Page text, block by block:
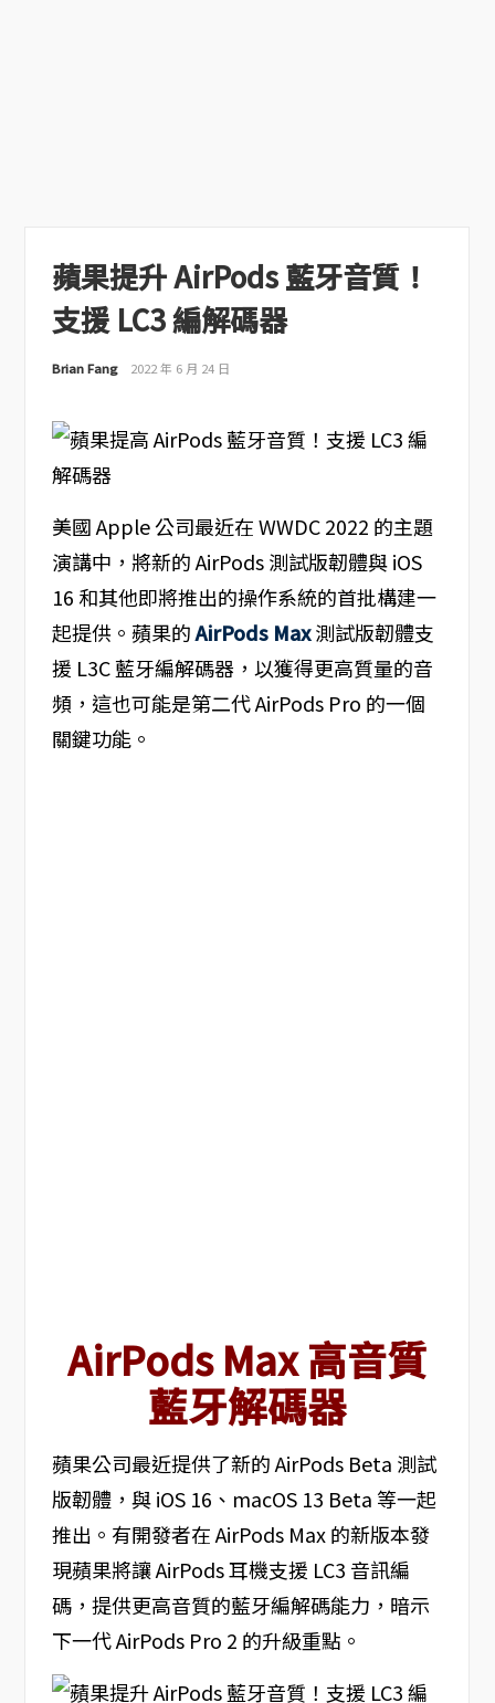
蘋果提升 AirPods 藍牙音質！
支援 LC3 編解碼器
Brian Fang 2022 年 6 月 24 日
美國 Apple 公司最近在 WWDC 2022 的主題
演講中，將新的 AirPods 測試版韌體與 iOS
16 和其他即將推出的操作系統的首批構建一
起提供。蘋果的AirPods Max測試版韌體支
援 L3C 藍牙編解碼器，以獲得更高質量的音
頻，這也可能是第二代 AirPods Pro 的一個
關鍵功能。
AirPods Max 高音質
藍牙解碼器
蘋果公司最近提供了新的 AirPods Beta 測試
版韌體，與 iOS 16、macOS 13 Beta 等一起
推出。有開發者在 AirPods Max 的新版本發
現蘋果將讓 AirPods 耳機支援 LC3 音訊編
碼，提供更高音質的藍牙編解碼能力，暗示
下一代 AirPods Pro 2 的升級重點。